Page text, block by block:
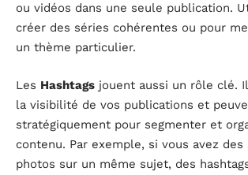
ou vidéos dans une seule publication.
créer des séries cohérentes ou pour
un thème particulier.
Les Hashtags jouent aussi un rôle clé.
la visibilité de vos publications et
stratégiquement pour segmenter et
contenu. Par exemple, si vous avez des
photos sur un même sujet, des